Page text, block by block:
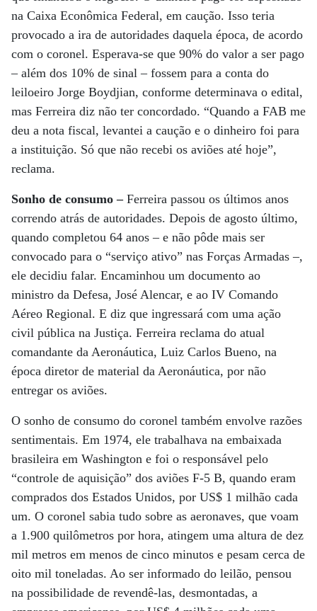
na Caixa Econômica Federal, em caução. Isso teria
provocado a ira de autoridades daquela época, de acordo
com o coronel. Esperava-se que 90% do valor a ser pago
– além dos 10% de sinal – fossem para a conta do
leiloeiro Jorge Boydjian, conforme determinava o edital,
mas Ferreira diz não ter concordado. “Quando a FAB me
deu a nota fiscal, levantei a caução e o dinheiro foi para
a instituição. Só que não recebi os aviões até hoje”,
reclama.
Sonho de consumo –Ferreira passou os últimos anos
correndo atrás de autoridades. Depois de agosto último,
quando completou 64 anos – e não pôde mais ser
convocado para o “serviço ativo” nas Forças Armadas –,
ele decidiu falar. Encaminhou um documento ao
ministro da Defesa, José Alencar, e ao IV Comando
Aéreo Regional. E diz que ingressará com uma ação
civil pública na Justiça. Ferreira reclama do atual
comandante da Aeronáutica, Luiz Carlos Bueno, na
época diretor de material da Aeronáutica, por não
entregar os aviões.
O sonho de consumo do coronel também envolve razões
sentimentais. Em 1974, ele trabalhava na embaixada
brasileira em Washington e foi o responsável pelo
“controle de aquisição” dos aviões F-5 B, quando eram
comprados dos Estados Unidos, por US$ 1 milhão cada
um. O coronel sabia tudo sobre as aeronaves, que voam
a 1.900 quilômetros por hora, atingem uma altura de dez
mil metros em menos de cinco minutos e pesam cerca de
oito mil toneladas. Ao ser informado do leilão, pensou
na possibilidade de revendê-las, desmontadas, a